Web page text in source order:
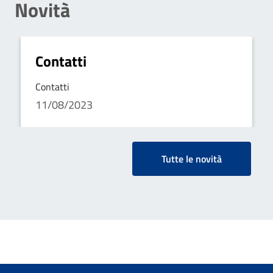
Novità
Contatti
Contatti
11/08/2023
Tutte le novità